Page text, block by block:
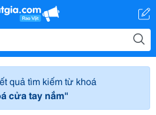
quả tìm kiếm từ khoá
cửa tay nắm"